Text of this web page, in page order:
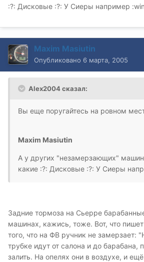
:?: Дисковые :?: У Сиеры например
Maxim Masiutin
Опубликовано 6 марта, 2005
Alex2004 сказал:
Вы еще поругайтесь на ровном
Maxim Masiutin
А у других "незамерзающих"
какие :?: Дисковые :?: У Сиеры
Задние тормоза на Сьерре
машинах, кажись, тоже. Вот, что
того, что на ФВ ручник не замерзает:
трубке идут от салона и до барабана,
залить. На опелях они в воздухе, и